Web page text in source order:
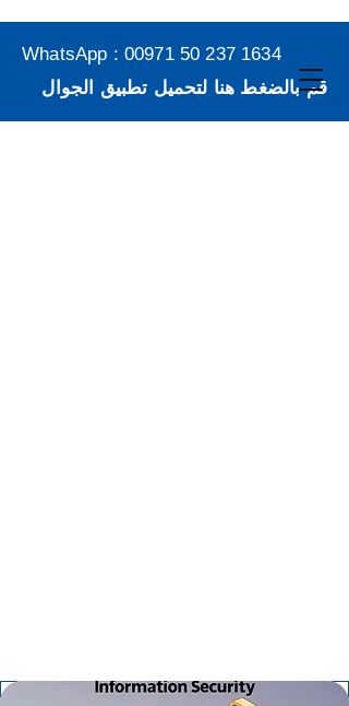
WhatsApp : 00971 50 237 1634
قم بالضغط هنا لتحميل تطبيق الجوال